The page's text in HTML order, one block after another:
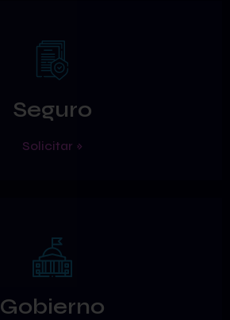
Seguro
Solicitar »
Gobierno